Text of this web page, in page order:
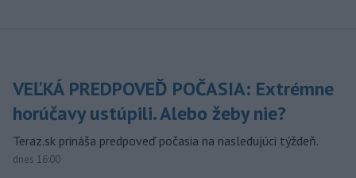
VEĽKÁ PREDPOVEĎ POČASIA: Extrémne
horúčavy ustúpili. Alebo žeby nie?
Teraz.sk prináša predpoveď počasia na nasledujúci týždeň.
dnes 16:00